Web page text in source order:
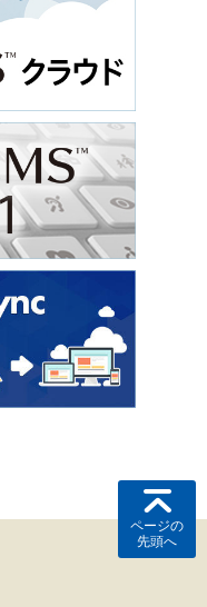
ページの
先頭へ